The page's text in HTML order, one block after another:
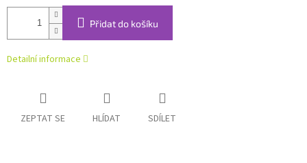
Přidat do košíku
Detailní informace
ZEPTAT SE HLÍDAT SDÍLET